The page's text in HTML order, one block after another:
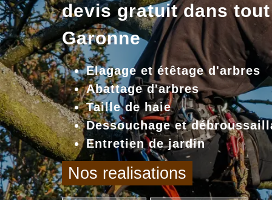
devis gratuit dans
Garonne
Elagage et étêtage d'arbres
Abattage d'arbres
Taille de haie
Dessouchage et
Entretien de jardin
Nos realisations